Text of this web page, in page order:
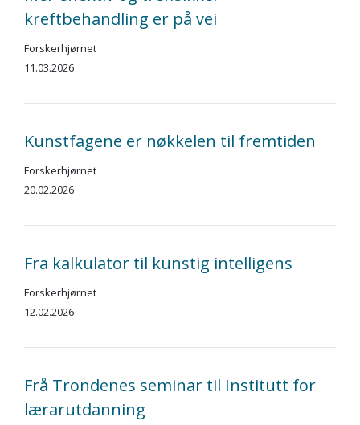
kreftbehandling er på vei
Forskerhjørnet
11.03.2026
Kunstfagene er nøkkelen til fremtiden
Forskerhjørnet
20.02.2026
Fra kalkulator til kunstig intelligens
Forskerhjørnet
12.02.2026
Frå Trondenes seminar til Institutt for
lærarutdanning